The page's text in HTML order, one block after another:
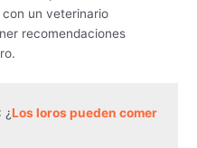
un veterinario
recomendaciones
¿Los loros pueden comer